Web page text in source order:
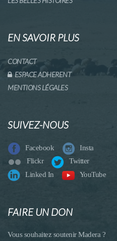
EN SAVOIR PLUS
CONTACT
ESPACE ADHERENT
MENTIONS LÉGALES
SUIVEZ-NOUS
Facebook
Insta
Flickr
Twitter
Linked In
YouTube
FAIRE UN DON
Vous souhaitez soutenir Madera ?